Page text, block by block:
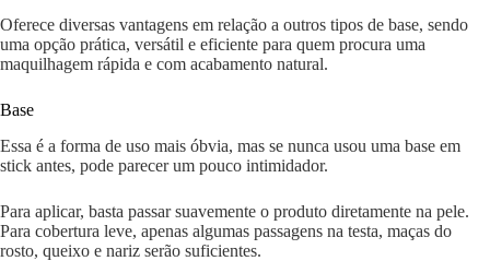
Oferece diversas vantagens em relação a outros tipos de base, sendo
uma opção prática, versátil e eficiente para quem procura uma
maquilhagem rápida e com acabamento natural.
Base
Essa é a forma de uso mais óbvia, mas se nunca usou uma base em
stick antes, pode parecer um pouco intimidador.
Para aplicar, basta passar suavemente o produto diretamente na pele.
Para cobertura leve, apenas algumas passagens na testa, maças do
rosto, queixo e nariz serão suficientes.